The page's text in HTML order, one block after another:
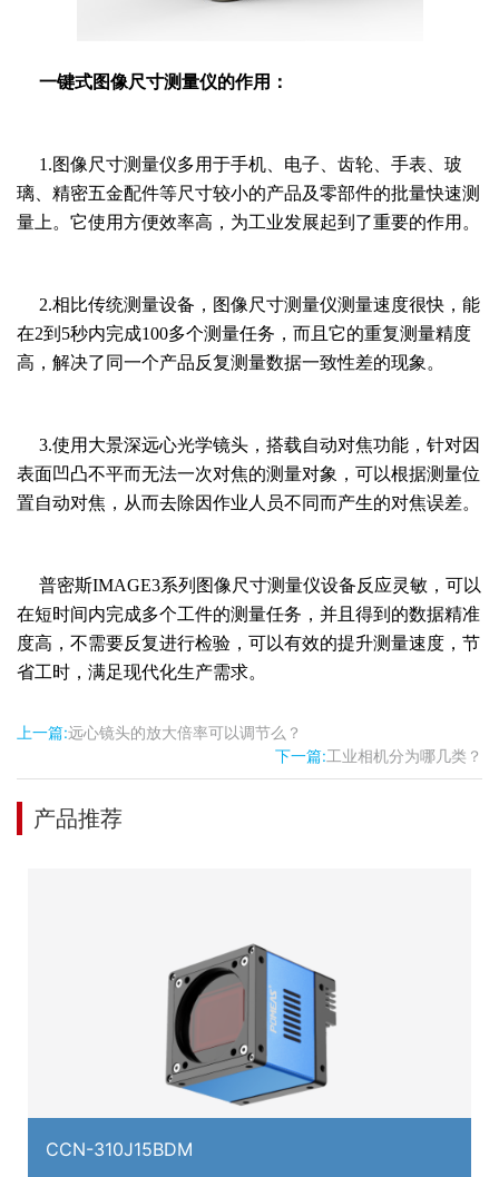
一键式图像尺寸测量仪的作用：
1.图像尺寸测量仪多用于手机、电子、齿轮、手表、玻
璃、精密五金配件等尺寸较小的产品及零部件的批量快速测
量上。它使用方便效率高，为工业发展起到了重要的作用。
2.相比传统测量设备，图像尺寸测量仪测量速度很快，能
在2到5秒内完成100多个测量任务，而且它的重复测量精度
高，解决了同一个产品反复测量数据一致性差的现象。
3.使用大景深远心光学镜头，搭载自动对焦功能，针对因
表面凹凸不平而无法一次对焦的测量对象，可以根据测量位
置自动对焦，从而去除因作业人员不同而产生的对焦误差。
普密斯IMAGE3系列图像尺寸测量仪设备反应灵敏，可以
在短时间内完成多个工件的测量任务，并且得到的数据精准
度高，不需要反复进行检验，可以有效的提升测量速度，节
省工时，满足现代化生产需求。
上一篇:远心镜头的放大倍率可以调节么？
下一篇:工业相机分为哪几类？
产品推荐
CCN-310J15BDM